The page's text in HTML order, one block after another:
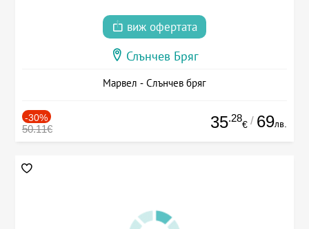
виж офертата
Слънчев Бряг
Марвел - Слънчев бряг
-30%
50.11€ 35.28
€ / 69лв.